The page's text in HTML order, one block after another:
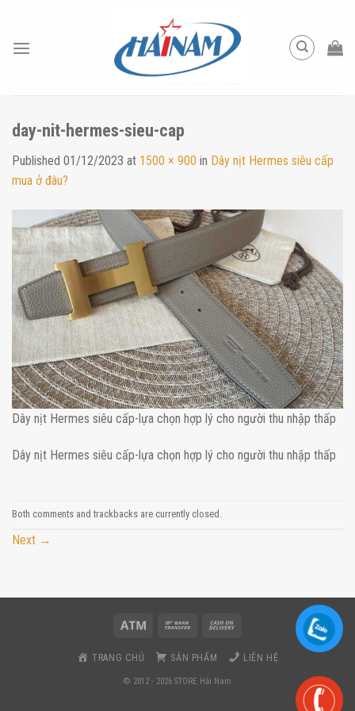
content
day-nit-hermes-sieu-cap
Published 01/12/2023 at 1500 × 900 in Dây nịt Hermes siêu cấp
mua ở đâu?
Dây nịt Hermes siêu cấp-lựa chọn hợp lý cho người thu nhập thấp
Dây nịt Hermes siêu cấp-lựa chọn hợp lý cho người thu nhập thấp
Both comments and trackbacks are currently closed.
Next →
TRANG CHỦ SẢN PHẨM LIÊN HỆ
© 2012 - 2026 STORE Hải Nam